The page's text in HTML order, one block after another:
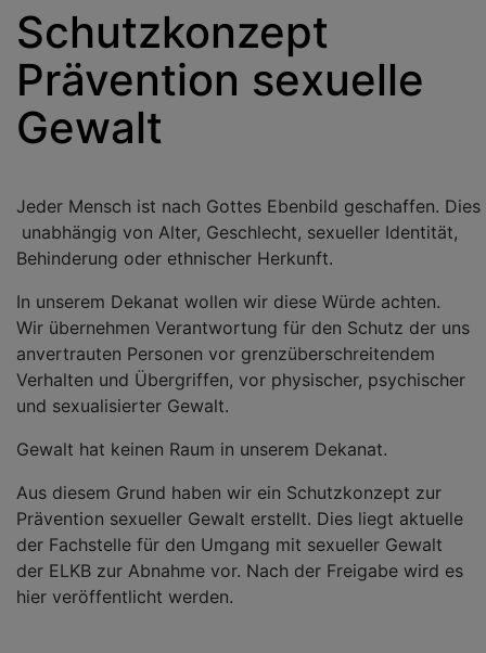
Schutzkonzept
Prävention sexuelle
Gewalt
Jeder Mensch ist nach Gottes Ebenbild geschaffen.
unabhängig von Alter, Geschlecht, sexueller Identität,
Behinderung oder ethnischer Herkunft.
In unserem Dekanat wollen wir diese Würde achten.
Wir übernehmen Verantwortung für den Schutz der uns
anvertrauten Personen vor grenzüberschreitendem
Verhalten und Übergriffen, vor physischer, psychischer
und sexualisierter Gewalt.
Gewalt hat keinen Raum in unserem Dekanat.
Aus diesem Grund haben wir ein Schutzkonzept zur
Prävention sexueller Gewalt erstellt. Dies liegt aktuelle
der Fachstelle für den Umgang mit sexueller Gewalt
der ELKB zur Abnahme vor. Nach der Freigabe wird es
hier veröffentlicht werden.